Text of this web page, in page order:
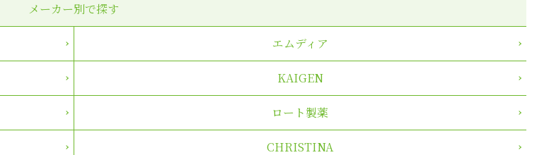
メーカー別で探す
エムディア
KAIGEN
ロート製薬
CHRISTINA